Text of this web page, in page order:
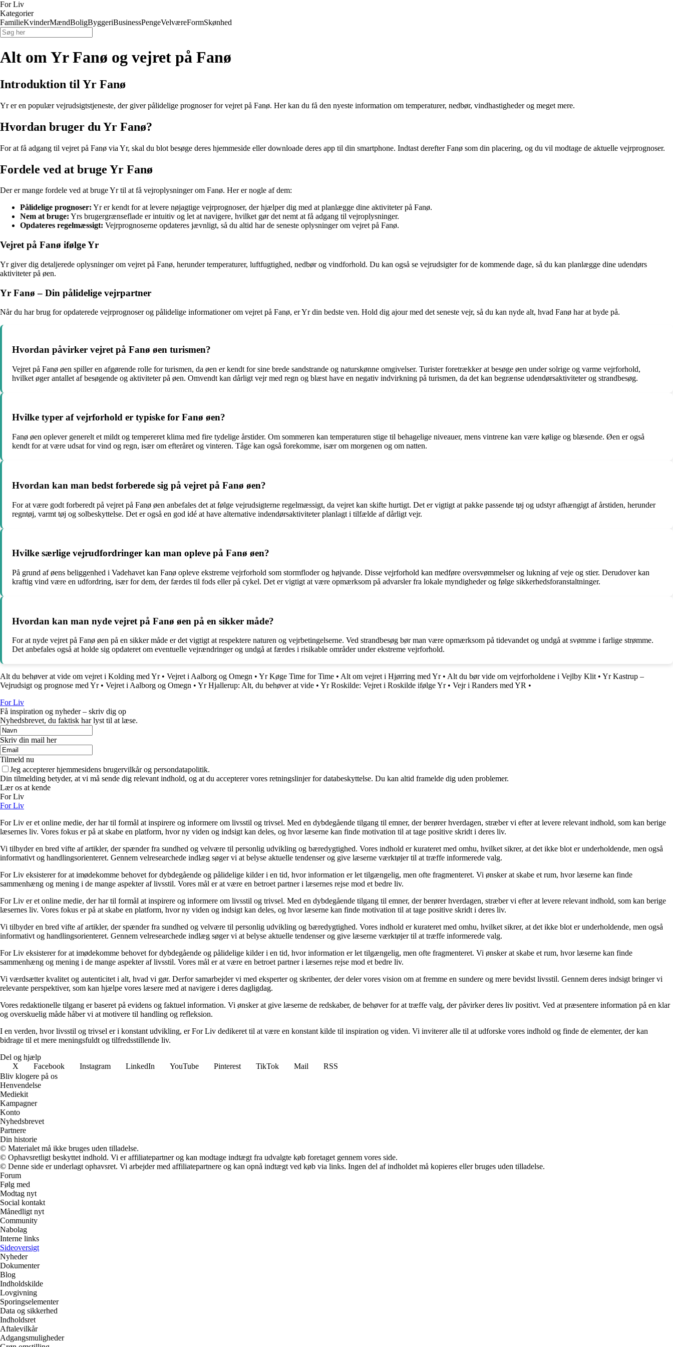
For Liv
Kategorier
FamilieKvinderMændBoligByggeriBusinessPengeVelværeFormSkønhed
Alt om Yr Fanø og vejret på Fanø
Introduktion til Yr Fanø
Yr er en populær vejrudsigtstjeneste, der giver pålidelige prognoser for vejret på Fanø. Her kan du få den nyeste information om temperaturer, nedbør, vindhastigheder og meget mere.
Hvordan bruger du Yr Fanø?
For at få adgang til vejret på Fanø via Yr, skal du blot besøge deres hjemmeside eller downloade deres app til din smartphone. Indtast derefter Fanø som din placering, og du vil modtage de aktuelle vejrprognoser.
Fordele ved at bruge Yr Fanø
Der er mange fordele ved at bruge Yr til at få vejroplysninger om Fanø. Her er nogle af dem:
Pålidelige prognoser: Yr er kendt for at levere nøjagtige vejrprognoser, der hjælper dig med at planlægge dine aktiviteter på Fanø.
Nem at bruge: Yrs brugergrænseflade er intuitiv og let at navigere, hvilket gør det nemt at få adgang til vejroplysninger.
Opdateres regelmæssigt: Vejrprognoserne opdateres jævnligt, så du altid har de seneste oplysninger om vejret på Fanø.
Vejret på Fanø ifølge Yr
Yr giver dig detaljerede oplysninger om vejret på Fanø, herunder temperaturer, luftfugtighed, nedbør og vindforhold. Du kan også se vejrudsigter for de kommende dage, så du kan planlægge dine udendørs
aktiviteter på øen.
Yr Fanø – Din pålidelige vejrpartner
Når du har brug for opdaterede vejrprognoser og pålidelige informationer om vejret på Fanø, er Yr din bedste ven. Hold dig ajour med det seneste vejr, så du kan nyde alt, hvad Fanø har at byde på.
Hvordan påvirker vejret på Fanø øen turismen?
Vejret på Fanø øen spiller en afgørende rolle for turismen, da øen er kendt for sine brede sandstrande og naturskønne omgivelser. Turister foretrækker at besøge øen under solrige og varme vejrforhold,
hvilket øger antallet af besøgende og aktiviteter på øen. Omvendt kan dårligt vejr med regn og blæst have en negativ indvirkning på turismen, da det kan begrænse udendørsaktiviteter og strandbesøg.
Hvilke typer af vejrforhold er typiske for Fanø øen?
Fanø øen oplever generelt et mildt og tempereret klima med fire tydelige årstider. Om sommeren kan temperaturen stige til behagelige niveauer, mens vintrene kan være kølige og blæsende. Øen er også
kendt for at være udsat for vind og regn, især om efteråret og vinteren. Tåge kan også forekomme, især om morgenen og om natten.
Hvordan kan man bedst forberede sig på vejret på Fanø øen?
For at være godt forberedt på vejret på Fanø øen anbefales det at følge vejrudsigterne regelmæssigt, da vejret kan skifte hurtigt. Det er vigtigt at pakke passende tøj og udstyr afhængigt af årstiden, herunder
regntøj, varmt tøj og solbeskyttelse. Det er også en god idé at have alternative indendørsaktiviteter planlagt i tilfælde af dårligt vejr.
Hvilke særlige vejrudfordringer kan man opleve på Fanø øen?
På grund af øens beliggenhed i Vadehavet kan Fanø opleve ekstreme vejrforhold som stormfloder og højvande. Disse vejrforhold kan medføre oversvømmelser og lukning af veje og stier. Derudover kan
kraftig vind være en udfordring, især for dem, der færdes til fods eller på cykel. Det er vigtigt at være opmærksom på advarsler fra lokale myndigheder og følge sikkerhedsforanstaltninger.
Hvordan kan man nyde vejret på Fanø øen på en sikker måde?
For at nyde vejret på Fanø øen på en sikker måde er det vigtigt at respektere naturen og vejrbetingelserne. Ved strandbesøg bør man være opmærksom på tidevandet og undgå at svømme i farlige strømme.
Det anbefales også at holde sig opdateret om eventuelle vejrændringer og undgå at færdes i risikable områder under ekstreme vejrforhold.
Alt du behøver at vide om vejret i Kolding med Yr• Vejret i Aalborg og Omegn • Yr Køge Time for Time • Alt om vejret i Hjørring med Yr• Alt du bør vide om vejrforholdene i Vejlby Klit• Yr Kastrup –
Vejrudsigt og prognose med Yr• Vejret i Aalborg og Omegn • Yr Hjallerup: Alt, du behøver at vide • Yr Roskilde: Vejret i Roskilde ifølge Yr• Vejr i Randers med YR •
For Liv
Få inspiration og nyheder – skriv dig op
Nyhedsbrevet, du faktisk har lyst til at læse.
Skriv din mail her
Tilmeld nu
Jeg accepterer hjemmesidens brugervilkår og persondatapolitik.
Din tilmelding betyder, at vi må sende dig relevant indhold, og at du accepterer vores retningslinjer for databeskyttelse. Du kan altid framelde dig uden problemer.
Lær os at kende
For Liv
For Liv
For Liv er et online medie, der har til formål at inspirere og informere om livsstil og trivsel. Med en dybdegående tilgang til emner, der berører hverdagen, stræber vi efter at levere relevant indhold, som kan berige
læsernes liv. Vores fokus er på at skabe en platform, hvor ny viden og indsigt kan deles, og hvor læserne kan finde motivation til at tage positive skridt i deres liv.
Vi tilbyder en bred vifte af artikler, der spænder fra sundhed og velvære til personlig udvikling og bæredygtighed. Vores indhold er kurateret med omhu, hvilket sikrer, at det ikke blot er underholdende, men også
informativt og handlingsorienteret. Gennem velresearchede indlæg søger vi at belyse aktuelle tendenser og give læserne værktøjer til at træffe informerede valg.
For Liv eksisterer for at imødekomme behovet for dybdegående og pålidelige kilder i en tid, hvor information er let tilgængelig, men ofte fragmenteret. Vi ønsker at skabe et rum, hvor læserne kan finde
sammenhæng og mening i de mange aspekter af livsstil. Vores mål er at være en betroet partner i læsernes rejse mod et bedre liv.
For Liv er et online medie, der har til formål at inspirere og informere om livsstil og trivsel. Med en dybdegående tilgang til emner, der berører hverdagen, stræber vi efter at levere relevant indhold, som kan berige
læsernes liv. Vores fokus er på at skabe en platform, hvor ny viden og indsigt kan deles, og hvor læserne kan finde motivation til at tage positive skridt i deres liv.
Vi tilbyder en bred vifte af artikler, der spænder fra sundhed og velvære til personlig udvikling og bæredygtighed. Vores indhold er kurateret med omhu, hvilket sikrer, at det ikke blot er underholdende, men også
informativt og handlingsorienteret. Gennem velresearchede indlæg søger vi at belyse aktuelle tendenser og give læserne værktøjer til at træffe informerede valg.
For Liv eksisterer for at imødekomme behovet for dybdegående og pålidelige kilder i en tid, hvor information er let tilgængelig, men ofte fragmenteret. Vi ønsker at skabe et rum, hvor læserne kan finde
sammenhæng og mening i de mange aspekter af livsstil. Vores mål er at være en betroet partner i læsernes rejse mod et bedre liv.
Vi værdsætter kvalitet og autenticitet i alt, hvad vi gør. Derfor samarbejder vi med eksperter og skribenter, der deler vores vision om at fremme en sundere og mere bevidst livsstil. Gennem deres indsigt bringer vi
relevante perspektiver, som kan hjælpe vores læsere med at navigere i deres dagligdag.
Vores redaktionelle tilgang er baseret på evidens og faktuel information. Vi ønsker at give læserne de redskaber, de behøver for at træffe valg, der påvirker deres liv positivt. Ved at præsentere information på en klar
og overskuelig måde håber vi at motivere til handling og refleksion.
I en verden, hvor livsstil og trivsel er i konstant udvikling, er For Liv dedikeret til at være en konstant kilde til inspiration og viden. Vi inviterer alle til at udforske vores indhold og finde de elementer, der kan
bidrage til et mere meningsfuldt og tilfredsstillende liv.
Del og hjælp
X
Facebook Instagram LinkedIn YouTube Pinterest TikTok Mail
RSS
Bliv klogere på os
Henvendelse
Mediekit
Kampagner
Konto
Nyhedsbrevet
Partnere
Din historie
© Materialet må ikke bruges uden tilladelse.
© Ophavsretligt beskyttet indhold. Vi er affiliatepartner og kan modtage indtægt fra udvalgte køb foretaget gennem vores side.
© Denne side er underlagt ophavsret. Vi arbejder med affiliatepartnere og kan opnå indtægt ved køb via links. Ingen del af indholdet må kopieres eller bruges uden tilladelse.
Forum
Følg med
Modtag nyt
Social kontakt
Månedligt nyt
Community
Nabolag
Interne links
Sideoversigt
Nyheder
Dokumenter
Blog
Indholdskilde
Lovgivning
Sporingselementer
Data og sikkerhed
Indholdsret
Aftalevilkår
Adgangsmuligheder